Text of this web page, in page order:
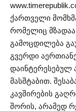
ქართველი
რომელიც მზადაა
გამოცდილება
გვერდი
დაინტერესებულ
მასშტაბით.
კავშირების
შორის, არამედ